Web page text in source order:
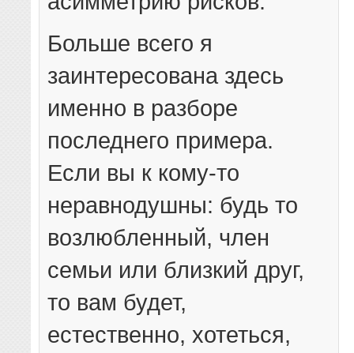
Больше всего я
заинтересована здесь
именно в разборе
последнего примера.
Если вы к кому-то
неравнодушны: будь то
возлюбленный, член
семьи или близкий друг,
то вам будет,
естественно, хотеться,